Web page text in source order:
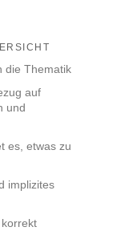
die Thematik
auf
und
es, etwas zu
implizites